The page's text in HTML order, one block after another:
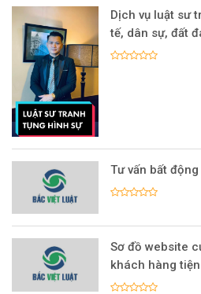
Dịch vụ luật sư
tế, dân sự, đất
Tư vấn bất
Sơ đồ website
khách hàng